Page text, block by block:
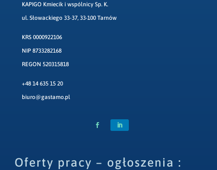
KAPIGO Kmiecik i wspólnicy Sp. K.
ul. Słowackiego 33-37, 33-100 Tarnów
KRS 0000922106
NIP 8733282168
REGON 520315818
+48 14 635 15 20
biuro@gastamo.pl
Oferty pracy – ogłoszenia :